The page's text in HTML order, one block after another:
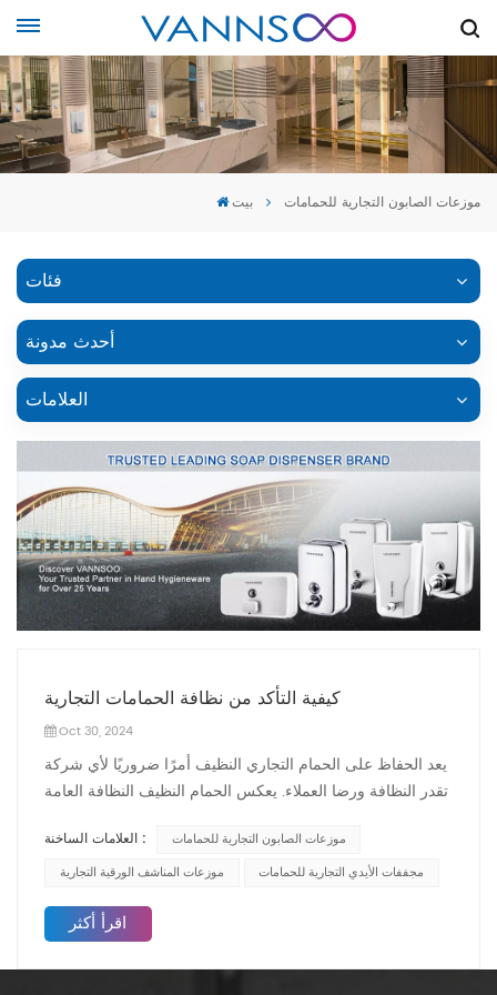
بيت موزعات الصابون التجارية للحمامات
فئات
أحدث مدونة
العلامات
كيفية التأكد من نظافة الحمامات التجارية
Oct 30, 2024
يعد الحفاظ على الحمام التجاري النظيف أمرًا ضروريًا لأي شركة
تقدر النظافة ورضا العملاء. يعكس الحمام النظيف النظافة العامة
العديد من الاستراتيجيات الفعالة لضمان نظافة الحمامات
التجارية، مع التركيز على التركيبات المناسبة والصيانة
هو حجر الزاوية في الحفاظ على حمام تجاري نظيف. يجب أن
خصيصًا لتلبية الاحتياجات المحددة للحمام الخاص بك. قد تتضمن
العلامات الساخنة :
موزعات الصابون التجارية للحمامات
موزعات المناشف الورقية التجارية
مجففات الأيدي التجارية للحمامات
اقرأ أكثر